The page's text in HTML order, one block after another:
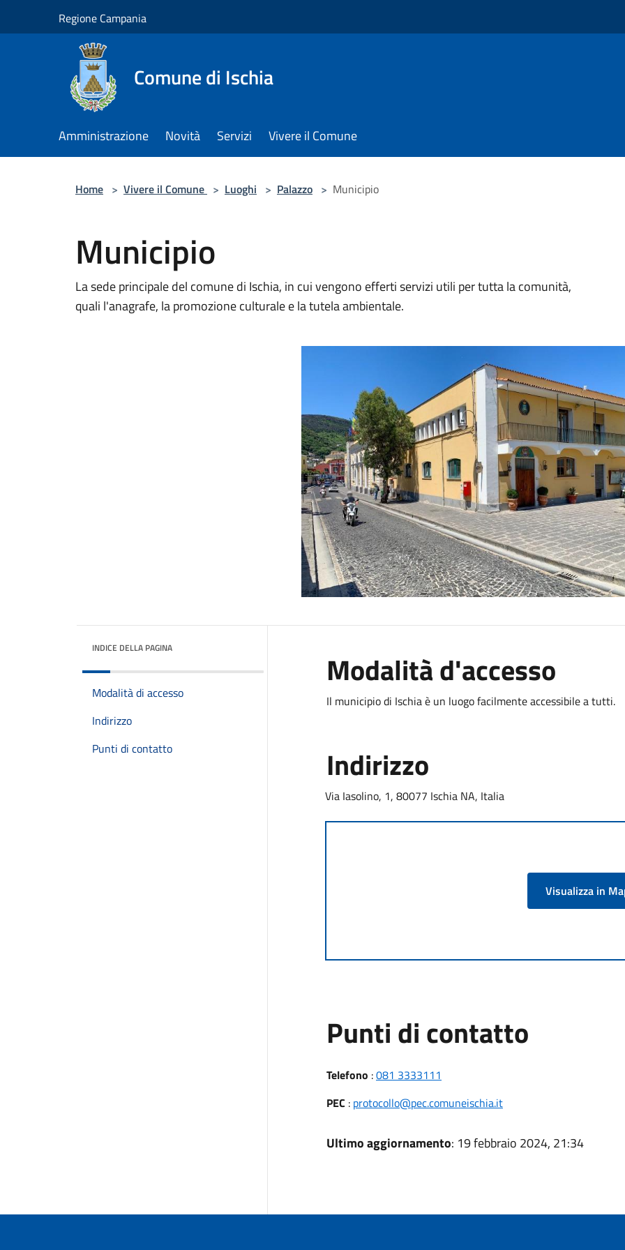
Regione Campania
Comune di Ischia
Amministrazione Novità Servizi Vivere il Comune
Home > Vivere il Comune > Luoghi > Palazzo > Municipio
Municipio
La sede principale del comune di Ischia, in cui vengono efferti servizi utili per tutta la comunità,
quali l'anagrafe, la promozione culturale e la tutela ambientale.
INDICE DELLA PAGINA
Modalità di accesso
Indirizzo
Punti di contatto
Modalità d'accesso
Il municipio di Ischia è un luogo facilmente accessibile a tutti.
Indirizzo
Via Iasolino, 1, 80077 Ischia NA, Italia
Visualizza in
Punti di contatto
Telefono :081 3333111
PEC : protocollo@pec.comuneischia.it
Ultimo aggiornamento: 19 febbraio 2024, 21:34